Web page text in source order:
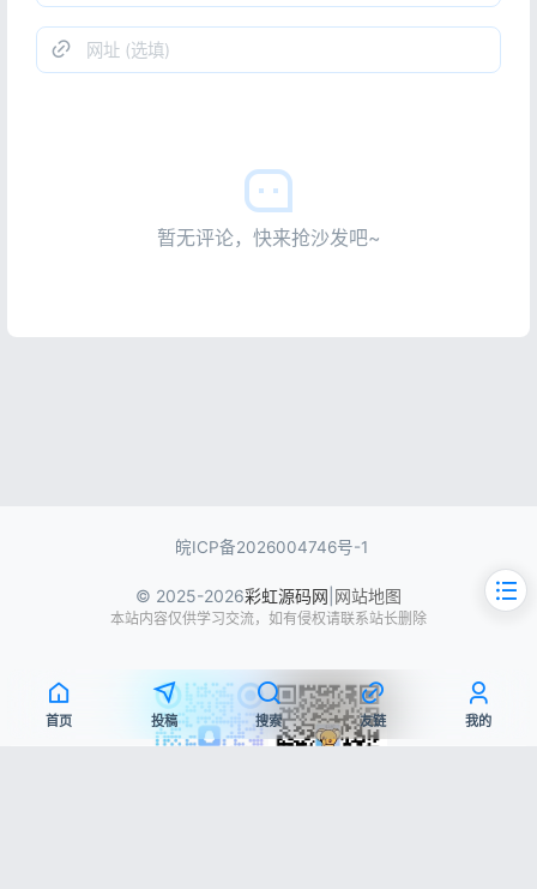
暂无评论，快来抢沙发吧~
皖ICP备2026004746号-1
© 2025-2026彩虹源码网 网站地图
本站内容仅供学习交流，如有侵权请联系站长删除
首页 投稿 搜索 友链 我的